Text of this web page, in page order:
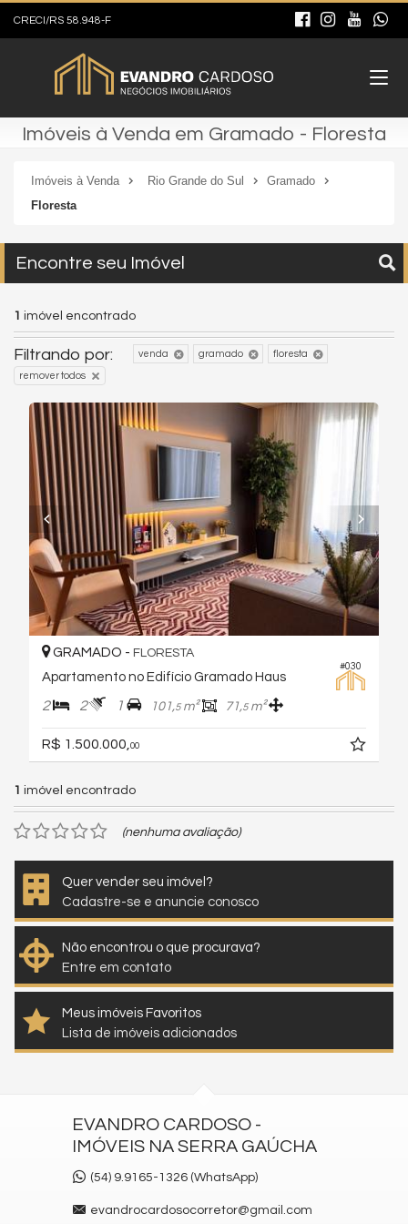
CRECI/RS 58.948-F
Imóveis à Venda em Gramado - Floresta
Imóveis à Venda Rio Grande do Sul
Gramado
Floresta
Encontre seu Imóvel
1 imóvel encontrado
Filtrando por: venda gramado floresta
remover todos
#030
GRAMADO - FLORESTA
Apartamento no Edifício Gramado Haus
2 2 1 101,5m² 71,5m²
R$ 1.500.000, 00
1 imóvel encontrado
(nenhuma avaliação)
Quer vender seu imóvel?
Cadastre-se e anuncie conosco
Não encontrou o que procurava?
Entre em contato
Meus imóveis Favoritos
Lista de imóveis adicionados
EVANDRO CARDOSO -
IMÓVEIS NA SERRA GAÚCHA
(54) 9.9165-1326 (WhatsApp)
evandrocardosocorretor@gmail.com